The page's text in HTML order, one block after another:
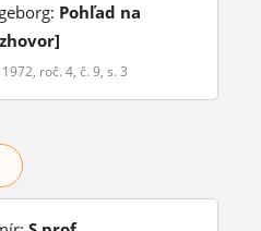
Pohľad na
roč. 4, č. 9, s. 3